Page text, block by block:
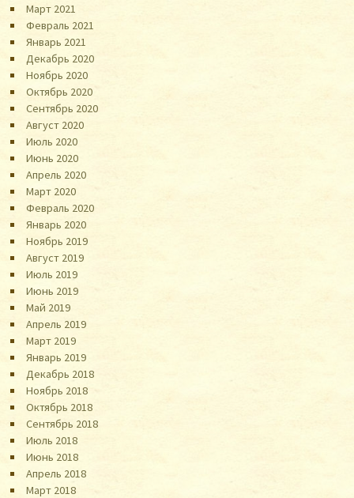
Март 2021
Февраль 2021
Январь 2021
Декабрь 2020
Ноябрь 2020
Октябрь 2020
Сентябрь 2020
Август 2020
Июль 2020
Июнь 2020
Апрель 2020
Март 2020
Февраль 2020
Январь 2020
Ноябрь 2019
Август 2019
Июль 2019
Июнь 2019
Май 2019
Апрель 2019
Март 2019
Январь 2019
Декабрь 2018
Ноябрь 2018
Октябрь 2018
Сентябрь 2018
Июль 2018
Июнь 2018
Апрель 2018
Март 2018